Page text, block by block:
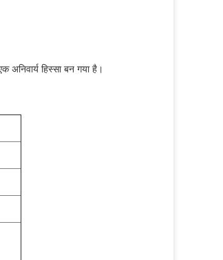
हिस्सा बन गया है।